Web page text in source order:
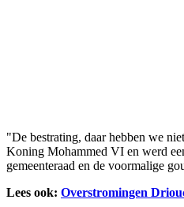
"De bestrating, daar hebben we
Koning Mohammed VI en werd
gemeenteraad en de voormalige
Lees ook: Overstromingen